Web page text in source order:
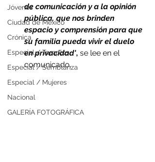
Jóvenes
Ciudad de México
Crónica
Especial / Templos
Especial / Semblanza
Especial / Mujeres
Nacional
GALERÍA FOTOGRÁFICA
de comunicación y a la opinión
pública, que nos brinden
espacio y comprensión para que
su familia pueda vivir el duelo
en privacidad', se lee en el
comunicado.